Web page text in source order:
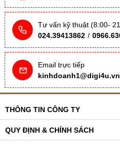
Tư vấn kỹ thuật (8:00-
024.39413862 /
Email trực tiếp
kinhdoanh1@digi4u.vn
THÔNG TIN CÔNG TY
QUY ĐỊNH & CHÍNH SÁCH